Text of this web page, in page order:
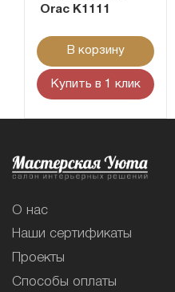
Orac K1111
В корзину
Купить в 1 клик
О нас
Наши сертификаты
Проекты
Способы оплаты